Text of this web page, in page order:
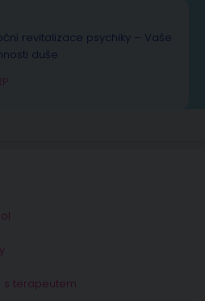
revitalizace psychiky – Vaše
duše.
s terapeutem